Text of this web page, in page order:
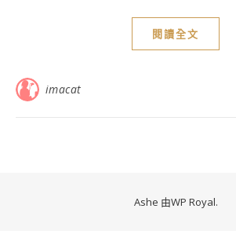
閱讀全文
imacat
Ashe 由WP Royal.